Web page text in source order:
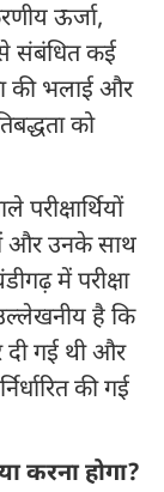
ऊर्जा,
संबंधित कई
की भलाई और
को
परीक्षार्थियों
और उनके साथ
में परीक्षा
है कि
दी गई थी और
की गई
करना होगा?